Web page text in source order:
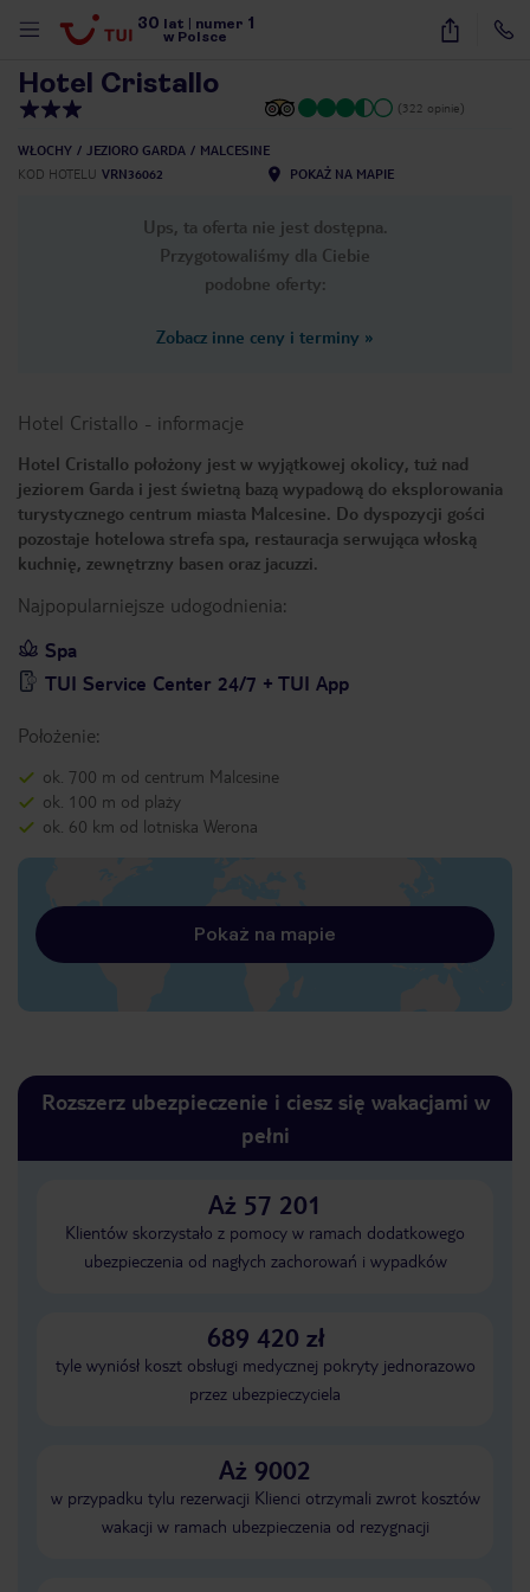
30 lat numer 1
w Polsce
10
Hotel Cristallo
(322 opinie)
WŁOCHY JEZIORO GARDA
MALCESINE
KOD HOTELU VRN36062 POKAŻ NA MAPIE
Ups, ta oferta nie jest dostępna.
Przygotowaliśmy dla Ciebie
podobne oferty:
Zobacz inne ceny i terminy »
Hotel Cristallo - informacje
Hotel Cristallo położony jest w wyjątkowej okolicy, tuż nad
jeziorem Garda i jest świetną bazą wypadową do eksplorowania
turystycznego centrum miasta Malcesine. Do dyspozycji gości
pozostaje hotelowa strefa spa, restauracja serwująca włoską
kuchnię, zewnętrzny basen oraz jacuzzi.
Najpopularniejsze udogodnienia:
Spa
TUI Service Center 24/7 + TUI App
Położenie:
ok. 700 m od centrum Malcesine
ok. 100 m od plaży
ok. 60 km od lotniska Werona
Pokaż na mapie
Rozszerz ubezpieczenie i ciesz się wakacjami w
pełni
Aż 57 201
Klientów skorzystało z pomocy w ramach dodatkowego
ubezpieczenia od nagłych zachorowań i wypadków
689 420 zł
tyle wyniósł koszt obsługi medycznej pokryty jednorazowo
przez ubezpieczyciela
Aż 9002
w przypadku tylu rezerwacji Klienci otrzymali zwrot kosztów
wakacji w ramach ubezpieczenia od rezygnacji